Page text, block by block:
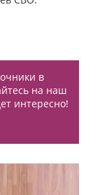
в
на наш
интересно!